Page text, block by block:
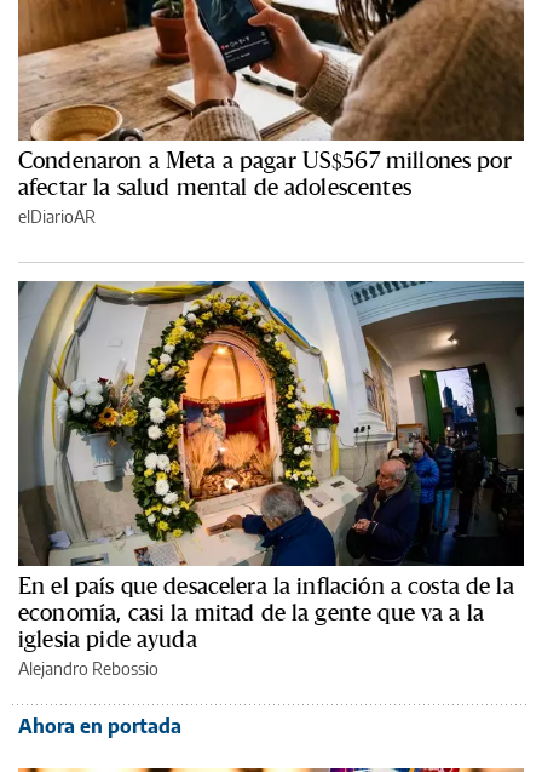
Condenaron a Meta a pagar US$567 millones por
afectar la salud mental de adolescentes
elDiarioAR
En el país que desacelera la inflación a costa de la
economía, casi la mitad de la gente que va a la
iglesia pide ayuda
Alejandro Rebossio
Ahora en portada